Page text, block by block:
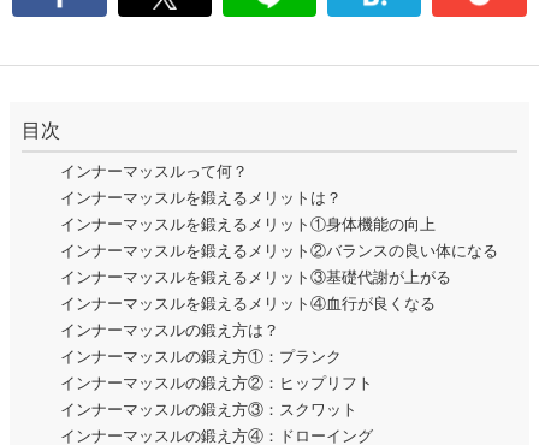
目次
インナーマッスルって何？
インナーマッスルを鍛えるメリットは？
インナーマッスルを鍛えるメリット①身体機能の向上
インナーマッスルを鍛えるメリット②バランスの良い体になる
インナーマッスルを鍛えるメリット③基礎代謝が上がる
インナーマッスルを鍛えるメリット④血行が良くなる
インナーマッスルの鍛え方は？
インナーマッスルの鍛え方①：プランク
インナーマッスルの鍛え方②：ヒップリフト
インナーマッスルの鍛え方③：スクワット
インナーマッスルの鍛え方④：ドローイング